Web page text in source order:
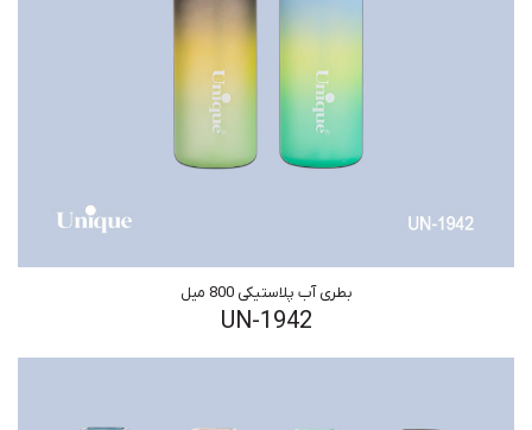
بطری آب پلاستیکی 800 میل
UN-1942